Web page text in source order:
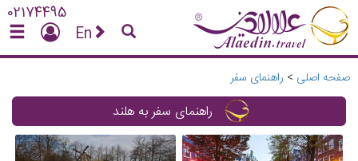
02174495
En
صفحه اصلی > راهنمای سفر
راهنمای سفر به هلند